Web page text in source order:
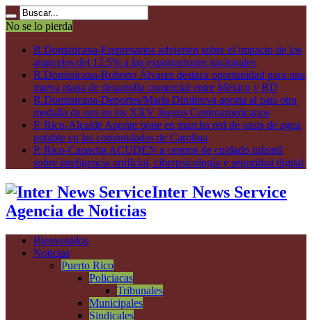
No se lo pierda
R.Dominicana-Empresarios advierten sobre el impacto de los
aranceles del 12.5% a las exportaciones nacionales
R.Dominicana-Roberto Álvarez destaca oportunidad para una
nueva etapa de desarrollo comercial entre México y RD
R.Dominicana-Deportes/María Dimitrova aporta al país otra
medalla de oro en los XXV Juegos Centroamericanos
P. Rico-Alcalde Aponte pone en marcha red de oasis de agua
potable en las comunidades de Carolina
P. Rico-Capacita ACUDEN a centros de cuidado infantil
sobre inteligencia artificial, ciberpsicología y seguridad digital
Inter News Service
Agencia de Noticias
Bienvenidos
Noticias
Puerto Rico
Policiacas
Tribunales
Municipales
Sindicales